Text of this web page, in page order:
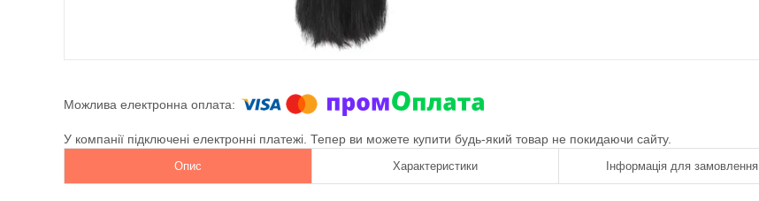
У компанії підключені електронні платежі. Тепер ви можете купити будь-який товар не покидаючи сайту.
Опис Характеристики Інформація для замовлення